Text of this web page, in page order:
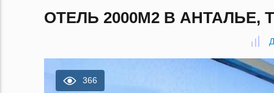
ОТЕЛЬ 2000М2 В АНТАЛЬЕ,
366